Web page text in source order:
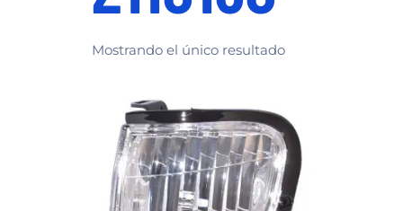
Mostrando el único resultado